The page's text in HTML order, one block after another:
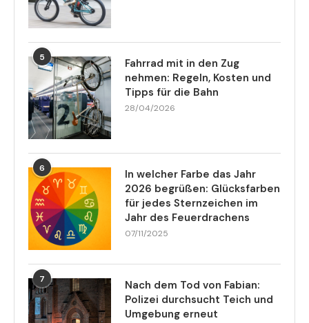
5
Fahrrad mit in den Zug
nehmen: Regeln, Kosten und
Tipps für die Bahn
28/04/2026
6
In welcher Farbe das Jahr
2026 begrüßen: Glücksfarben
für jedes Sternzeichen im
Jahr des Feuerdrachens
07/11/2025
7
Nach dem Tod von Fabian:
Polizei durchsucht Teich und
Umgebung erneut